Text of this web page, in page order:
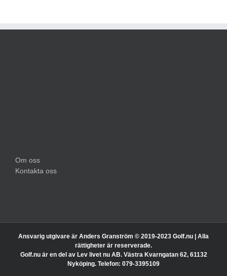
Om oss
Kontakta oss
Ansvarig utgivare är Anders Granström © 2019-2023 Golf.nu | Alla
rättigheter är reserverade.
Golf.nu är en del av Lev livet nu AB. Västra Kvarngatan 62, 61132
Nyköping. Telefon: 079-3395109